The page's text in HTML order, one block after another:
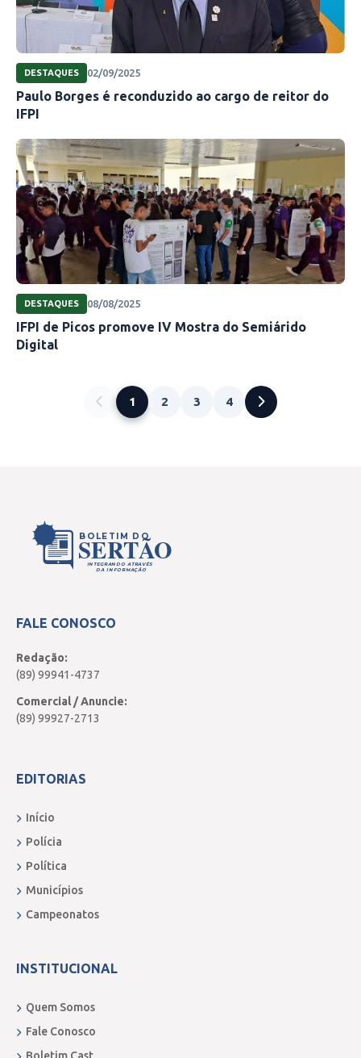
DESTAQUES 02/09/2025
Paulo Borges é reconduzido ao cargo de reitor do
IFPI
DESTAQUES 08/08/2025
IFPI de Picos promove IV Mostra do Semiárido
Digital
1 2 3 4
BOLETIM DO
SERTÃO
INTEGRANDO ATRAVÉS
DA INFORMAÇÃO
FALE CONOSCO
Redação:
(89) 99941-4737
Comercial / Anuncie:
(89) 99927-2713
EDITORIAS
Início
Polícia
Política
Municípios
Campeonatos
INSTITUCIONAL
Quem Somos
Fale Conosco
Boletim Cast